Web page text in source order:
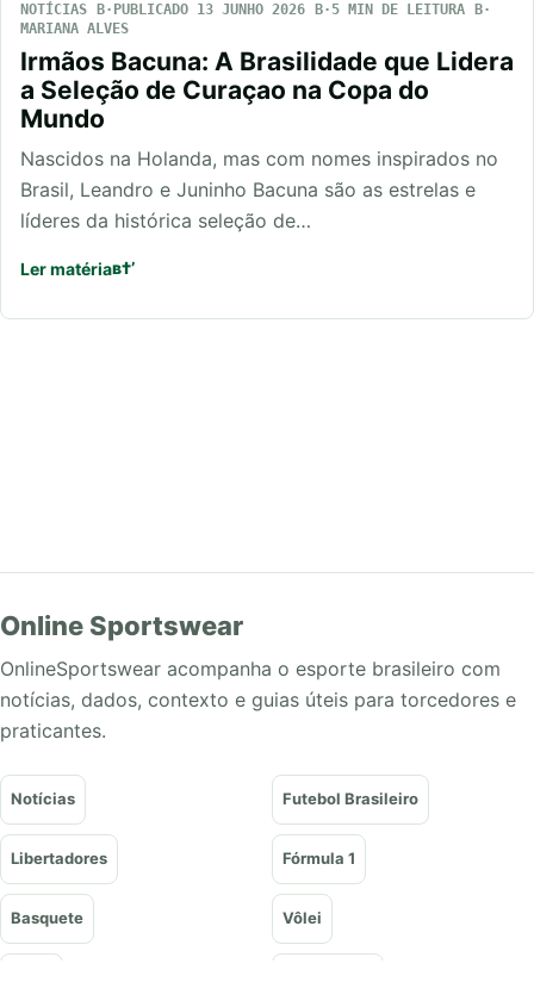
NOTÍCIAS PUBLICADO 13 JUNHO 2026
5 MIN DE LEITURA
MARIANA ALVES
Irmãos Bacuna: A Brasilidade que Lidera
a Seleção de Curaçao na Copa do
Mundo
Nascidos na Holanda, mas com nomes inspirados no
Brasil, Leandro e Juninho Bacuna são as estrelas e
líderes da histórica seleção de…
Ler matéria
Online Sportswear
OnlineSportswear acompanha o esporte brasileiro com
notícias, dados, contexto e guias úteis para torcedores e
praticantes.
Notícias Futebol Brasileiro
Libertadores Fórmula 1
Basquete Vôlei